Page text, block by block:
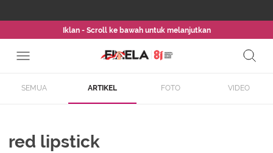
Iklan - Scroll ke bawah untuk melanjutkan
SEMUA ARTIKEL FOTO VIDEO
red lipstick